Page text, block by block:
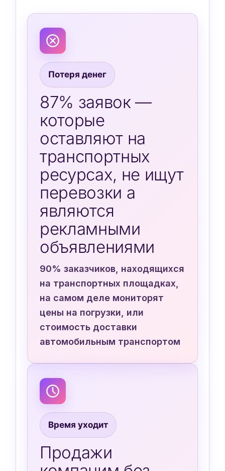
Потеря денег
87% заявок —
которые
оставляют на
транспортных
ресурсах, не ищут
перевозки а
являются
рекламными
объявлениями
90% заказчиков, находящихся
на транспортных площадках,
на самом деле мониторят
цены на погрузки, или
стоимость доставки
автомобильным транспортом
Время уходит
Продажи